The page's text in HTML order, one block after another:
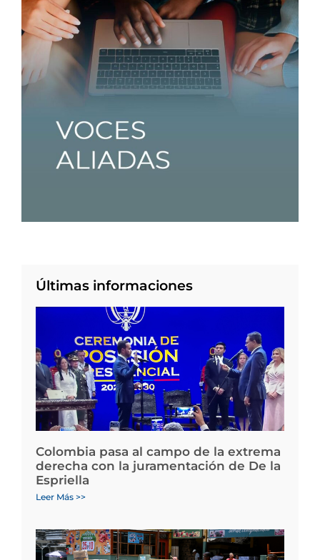
Últimas informaciones
Colombia pasa al campo de la extrema
derecha con la juramentación de De la
Espriella
Leer Más >>